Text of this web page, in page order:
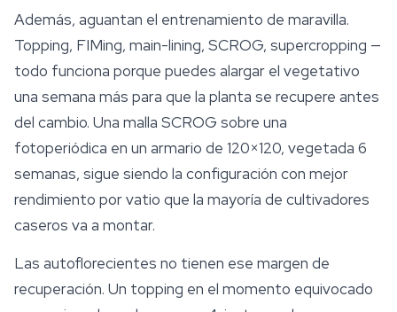
Además, aguantan el entrenamiento de maravilla.
Topping, FIMing, main-lining, SCROG, supercropping —
todo funciona porque puedes alargar el vegetativo
una semana más para que la planta se recupere antes
del cambio. Una malla SCROG sobre una
fotoperiódica en un armario de 120×120, vegetada 6
semanas, sigue siendo la configuración con mejor
rendimiento por vatio que la mayoría de cultivadores
caseros va a montar.
Las autoflorecientes no tienen ese margen de
recuperación. Un topping en el momento equivocado